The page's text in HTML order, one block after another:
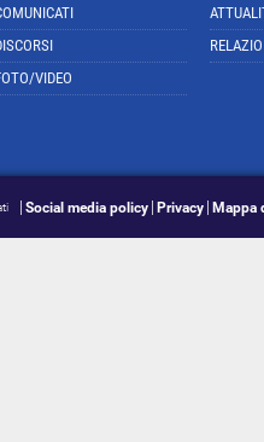
VIDEO
Social media policy Privacy Mappa